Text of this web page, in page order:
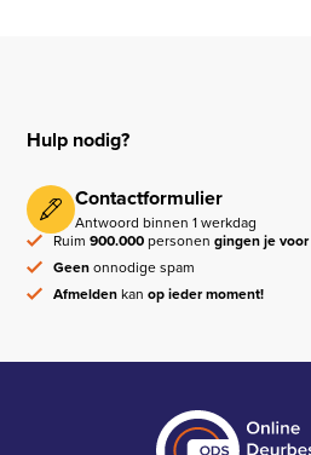
Hulp nodig?
Contactformulier
Antwoord binnen 1 werkdag
Ruim900.000personengingen je voor
Geenonnodige spam
Afmeldenkanop ieder moment!